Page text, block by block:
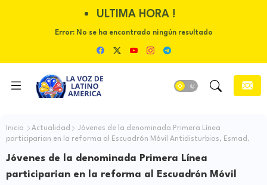
ULTIMA HORA !
Error:No se ha encontrado ningún resultado
Inicio Actualidad
Jóvenes de la denominada Primera Línea
participarian en la reforma al Escuadrón Móvil Antidisturbios, Esmad.
Jóvenes de la denominada Primera Línea
participarian en la reforma al Escuadrón Móvil